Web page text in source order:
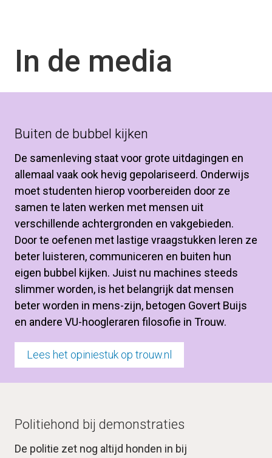
In de media
Buiten de bubbel kijken
De samenleving staat voor grote uitdagingen en
allemaal vaak ook hevig gepolariseerd. Onderwijs
moet studenten hierop voorbereiden door ze
samen te laten werken met mensen uit
verschillende achtergronden en vakgebieden.
Door te oefenen met lastige vraagstukken leren ze
beter luisteren, communiceren en buiten hun
eigen bubbel kijken. Juist nu machines steeds
slimmer worden, is het belangrijk dat mensen
beter worden in mens-zijn, betogen Govert Buijs
en andere VU-hoogleraren filosofie in Trouw.
Lees het opiniestuk op trouw.nl
Politiehond bij demonstraties
De politie zet nog altijd honden in bij